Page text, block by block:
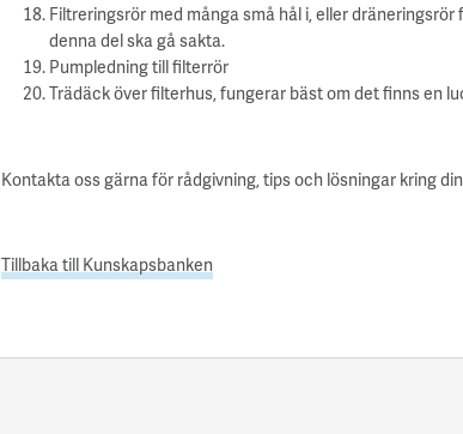
Filtreringsrör med många små hål i, eller
denna del ska gå sakta.
Pumpledning till filterrör
Trädäck över filterhus, fungerar bäst om det finns en
Kontakta oss gärna för rådgivning, tips och lösningar kring
Tillbaka till Kunskapsbanken